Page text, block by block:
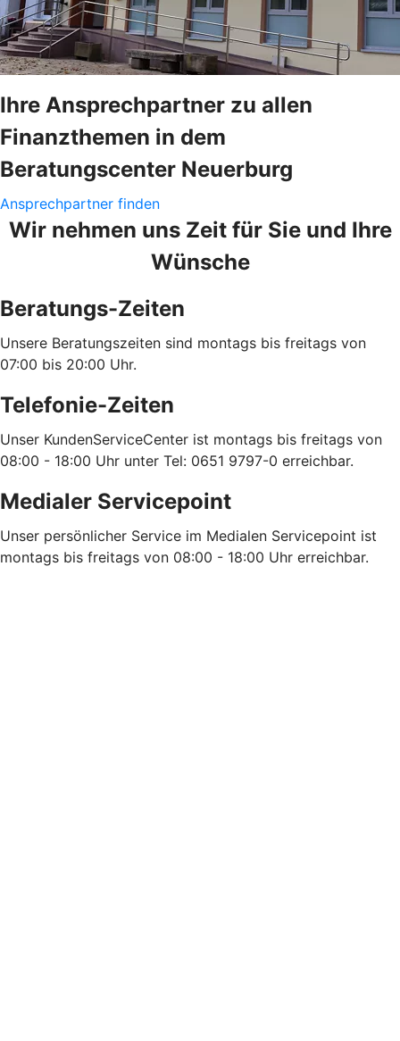
Ihre Ansprechpartner zu allen
Finanzthemen in dem
Beratungscenter Neuerburg
Ansprechpartner finden
Wir nehmen uns Zeit für Sie und Ihre
Wünsche
Beratungs-Zeiten
Unsere Beratungszeiten sind montags bis freitags von
07:00 bis 20:00 Uhr.
Telefonie-Zeiten
Unser KundenServiceCenter ist montags bis freitags von
08:00 - 18:00 Uhr unter Tel: 0651 9797-0 erreichbar.
Medialer Servicepoint
Unser persönlicher Service im Medialen Servicepoint ist
montags bis freitags von 08:00 - 18:00 Uhr erreichbar.